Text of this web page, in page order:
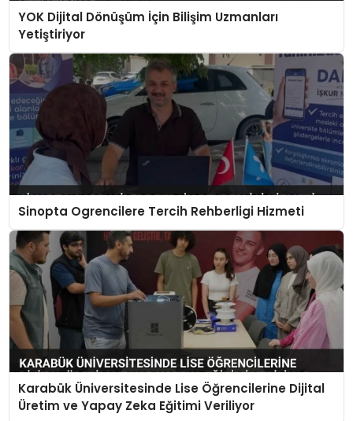
YOK Dijital Dönüşüm İçin Bilişim Uzmanları
Yetiştiriyor
Sinopta Ogrencilere Tercih Rehberligi Hizmeti
Karabük Üniversitesinde Lise Öğrencilerine Dijital
Üretim ve Yapay Zeka Eğitimi Veriliyor